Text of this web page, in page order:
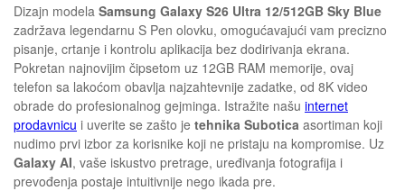
Dizajn modela Samsung Galaxy S26 Ultra 12/512GB Sky Blue
zadržava legendarnu S Pen olovku, omogućavajući vam precizno
pisanje, crtanje i kontrolu aplikacija bez dodirivanja ekrana.
Pokretan najnovijim čipsetom uz 12GB RAM memorije, ovaj
telefon sa lakoćom obavlja najzahtevnije zadatke, od 8K video
obrade do profesionalnog gejminga. Istražite našu internet
prodavnicu i uverite se zašto je tehnika Subotica asortiman koji
nudimo prvi izbor za korisnike koji ne pristaju na kompromise. Uz
Galaxy AI, vaše iskustvo pretrage, uređivanja fotografija i
prevođenja postaje intuitivnije nego ikada pre.